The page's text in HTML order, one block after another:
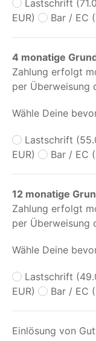
Lastschrift
EUR)
Bar / EC
4 monatige
Zahlung erfolgt
per Überweisung
Wähle Deine
Lastschrift
EUR)
Bar / EC
12 monatige
Zahlung erfolgt
per Überweisung
Wähle Deine
Lastschrift
EUR)
Bar / EC
Einlösung von